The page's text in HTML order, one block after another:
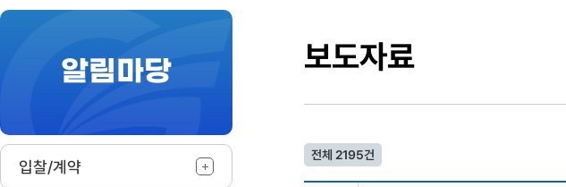
알림마당
입찰/계약
본
보도자료
전체 2195건